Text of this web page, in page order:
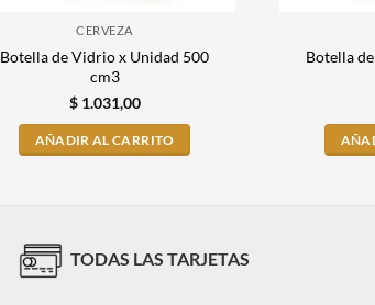
CERVEZA
Botella de Vidrio x Unidad 500
cm3
$1.031,00
AÑADIR AL CARRITO
Botella
TODAS LAS TARJETAS